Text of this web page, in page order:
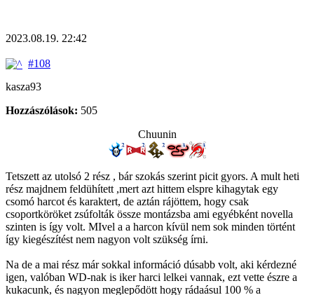
2023.08.19. 22:42
#108
kasza93
Hozzászólások: 505
Chuunin
Tetszett az utolsó 2 rész , bár szokás szerint picit gyors. A mult heti
rész majdnem feldühített ,mert azt hittem elspre kihagytak egy
csomó harcot és karaktert, de aztán rájöttem, hogy csak
csoportköröket zsúfolták össze montázsba ami egyébként novella
szinten is így volt. MIvel a a harcon kívül nem sok minden történt
így kiegészítést nem nagyon volt szükség írni.
Na de a mai rész már sokkal információ dúsabb volt, aki kérdezné
igen, valóban WD-nak is iker harci lelkei vannak, ezt vette észre a
kukacunk, és nagyon meglepődött hogy rádaásul 100 % a